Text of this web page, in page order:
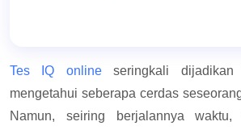
Tes IQ onlineseringkali dijadikan
mengetahui seberapa cerdas
Namun, seiring berjalannya waktu,